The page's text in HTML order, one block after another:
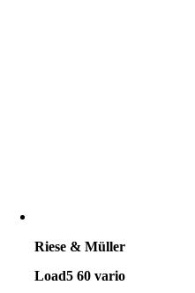
Riese & Müller
Load5 60 vario